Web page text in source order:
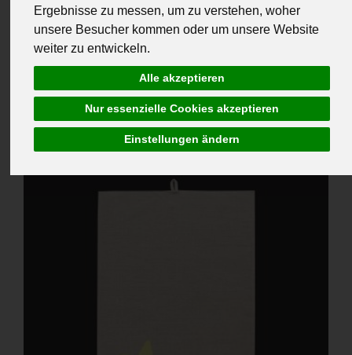
Ergebnisse zu messen, um zu verstehen, woher
unsere Besucher kommen oder um unsere Website
weiter zu entwickeln.
Alle akzeptieren
Nur essenzielle Cookies akzeptieren
Einstellungen ändern
Hersteller Ernährung Allergene